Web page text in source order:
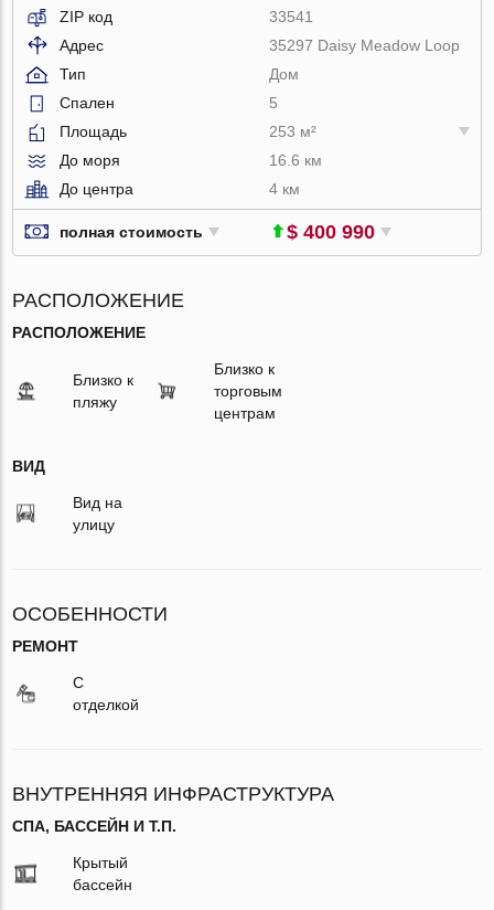
ZIP код
33541
Адрес
35297 Daisy Meadow Loop
Тип
Дом
Спален
5
Площадь
253 м²
До моря
16.6 км
До центра
4 км
полная стоимость $ 400 990
РАСПОЛОЖЕНИЕ
РАСПОЛОЖЕНИЕ
Близко к
пляжу
Близко к
торговым
центрам
ВИД
Вид на
улицу
ОСОБЕННОСТИ
РЕМОНТ
С
отделкой
ВНУТРЕННЯЯ ИНФРАСТРУКТУРА
СПА, БАССЕЙН И Т.П.
Крытый
бассейн